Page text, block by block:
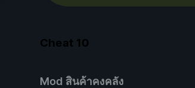
Cheat 10
Mod สินค้าคงคลัง